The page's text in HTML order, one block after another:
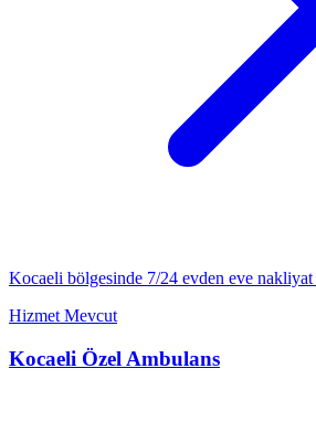
Kocaeli bölgesinde 7/24 evden eve nakliyat
Hizmet Mevcut
Kocaeli Özel Ambulans